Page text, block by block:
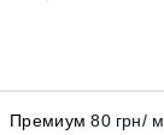
Премиум 80 грн/ м